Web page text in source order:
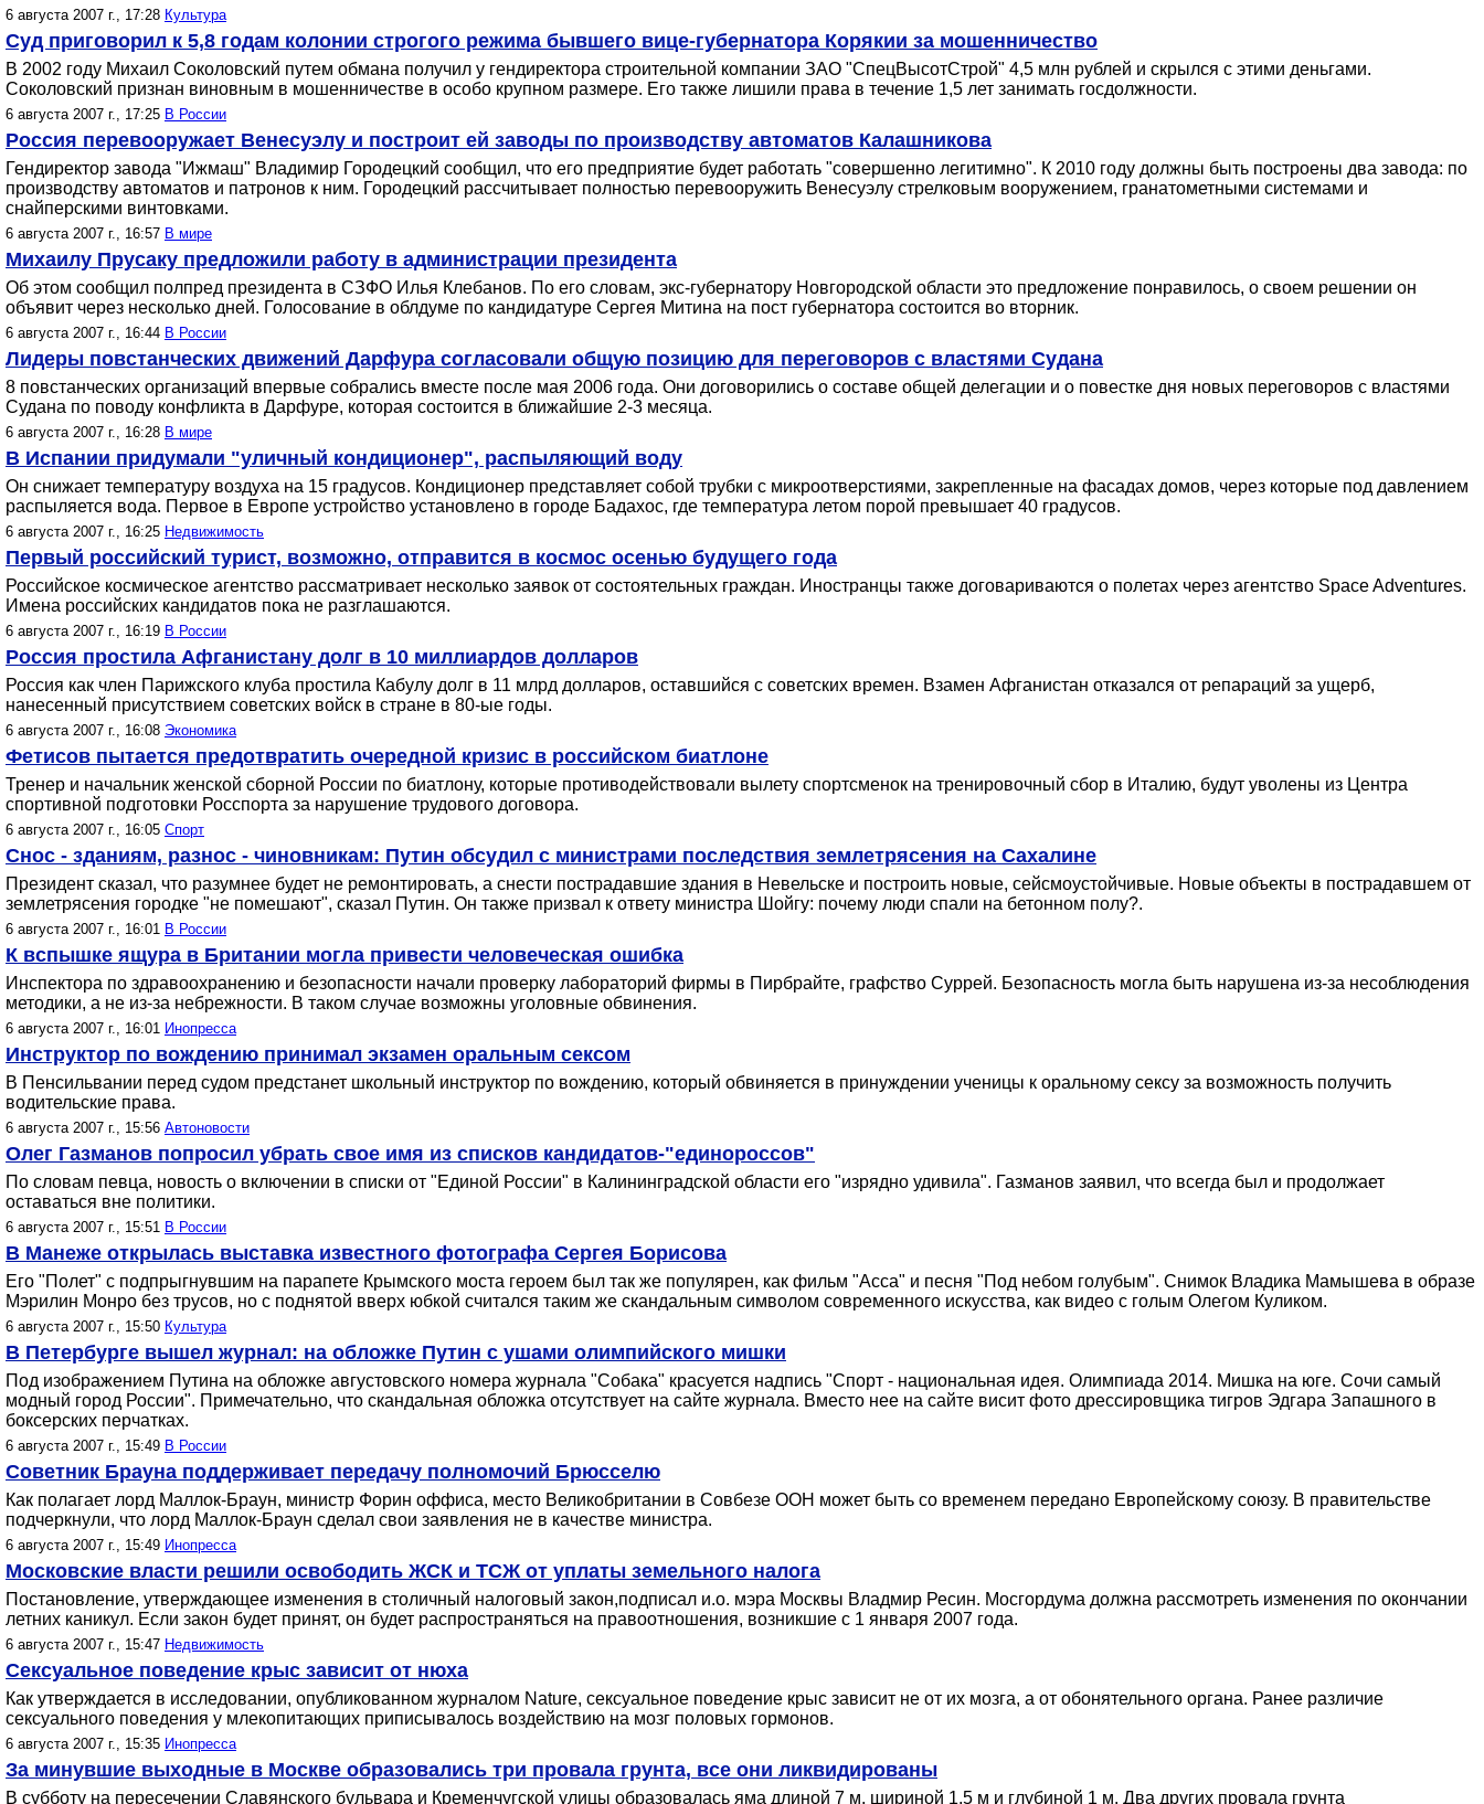
6 августа 2007 г., 17:28 Культура
Суд приговорил к 5,8 годам колонии строгого режима бывшего вице-губернатора Корякии за мошенничество
В 2002 году Михаил Соколовский путем обмана получил у гендиректора строительной компании ЗАО "СпецВысотСтрой" 4,5 млн рублей и скрылся с этими деньгами.
Соколовский признан виновным в мошенничестве в особо крупном размере. Его также лишили права в течение 1,5 лет занимать госдолжности.
6 августа 2007 г., 17:25 В России
Россия перевооружает Венесуэлу и построит ей заводы по производству автоматов Калашникова
Гендиректор завода "Ижмаш" Владимир Городецкий сообщил, что его предприятие будет работать "совершенно легитимно". К 2010 году должны быть построены два завода: по
производству автоматов и патронов к ним. Городецкий рассчитывает полностью перевооружить Венесуэлу стрелковым вооружением, гранатометными системами и
снайперскими винтовками.
6 августа 2007 г., 16:57 В мире
Михаилу Прусаку предложили работу в администрации президента
Об этом сообщил полпред президента в СЗФО Илья Клебанов. По его словам, экс-губернатору Новгородской области это предложение понравилось, о своем решении он
объявит через несколько дней. Голосование в облдуме по кандидатуре Сергея Митина на пост губернатора состоится во вторник.
6 августа 2007 г., 16:44 В России
Лидеры повстанческих движений Дарфура согласовали общую позицию для переговоров с властями Судана
8 повстанческих организаций впервые собрались вместе после мая 2006 года. Они договорились о составе общей делегации и о повестке дня новых переговоров с властями
Судана по поводу конфликта в Дарфуре, которая состоится в ближайшие 2-3 месяца.
6 августа 2007 г., 16:28 В мире
В Испании придумали "уличный кондиционер", распыляющий воду
Он снижает температуру воздуха на 15 градусов. Кондиционер представляет собой трубки с микроотверстиями, закрепленные на фасадах домов, через которые под давлением
распыляется вода. Первое в Европе устройство установлено в городе Бадахос, где температура летом порой превышает 40 градусов.
6 августа 2007 г., 16:25 Недвижимость
Первый российский турист, возможно, отправится в космос осенью будущего года
Российское космическое агентство рассматривает несколько заявок от состоятельных граждан. Иностранцы также договариваются о полетах через агентство Space Adventures.
Имена российских кандидатов пока не разглашаются.
6 августа 2007 г., 16:19 В России
Россия простила Афганистану долг в 10 миллиардов долларов
Россия как член Парижского клуба простила Кабулу долг в 11 млрд долларов, оставшийся с советских времен. Взамен Афганистан отказался от репараций за ущерб,
нанесенный присутствием советских войск в стране в 80-ые годы.
6 августа 2007 г., 16:08 Экономика
Фетисов пытается предотвратить очередной кризис в российском биатлоне
Тренер и начальник женской сборной России по биатлону, которые противодействовали вылету спортсменок на тренировочный сбор в Италию, будут уволены из Центра
спортивной подготовки Росспорта за нарушение трудового договора.
6 августа 2007 г., 16:05 Спорт
Снос - зданиям, разнос - чиновникам: Путин обсудил с министрами последствия землетрясения на Сахалине
Президент сказал, что разумнее будет не ремонтировать, а снести пострадавшие здания в Невельске и построить новые, сейсмоустойчивые. Новые объекты в пострадавшем от
землетрясения городке "не помешают", сказал Путин. Он также призвал к ответу министра Шойгу: почему люди спали на бетонном полу?.
6 августа 2007 г., 16:01 В России
К вспышке ящура в Британии могла привести человеческая ошибка
Инспектора по здравоохранению и безопасности начали проверку лабораторий фирмы в Пирбрайте, графство Суррей. Безопасность могла быть нарушена из-за несоблюдения
методики, а не из-за небрежности. В таком случае возможны уголовные обвинения.
6 августа 2007 г., 16:01 Инопресса
Инструктор по вождению принимал экзамен оральным сексом
В Пенсильвании перед судом предстанет школьный инструктор по вождению, который обвиняется в принуждении ученицы к оральному сексу за возможность получить
водительские права.
6 августа 2007 г., 15:56 Автоновости
Олег Газманов попросил убрать свое имя из списков кандидатов-"единороссов"
По словам певца, новость о включении в списки от "Единой России" в Калининградской области его "изрядно удивила". Газманов заявил, что всегда был и продолжает
оставаться вне политики.
6 августа 2007 г., 15:51 В России
В Манеже открылась выставка известного фотографа Сергея Борисова
Его "Полет" с подпрыгнувшим на парапете Крымского моста героем был так же популярен, как фильм "Асса" и песня "Под небом голубым". Снимок Владика Мамышева в образе
Мэрилин Монро без трусов, но с поднятой вверх юбкой считался таким же скандальным символом современного искусства, как видео с голым Олегом Куликом.
6 августа 2007 г., 15:50 Культура
В Петербурге вышел журнал: на обложке Путин с ушами олимпийского мишки
Под изображением Путина на обложке августовского номера журнала "Собака" красуется надпись "Спорт - национальная идея. Олимпиада 2014. Мишка на юге. Сочи самый
модный город России". Примечательно, что скандальная обложка отсутствует на сайте журнала. Вместо нее на сайте висит фото дрессировщика тигров Эдгара Запашного в
боксерских перчатках.
6 августа 2007 г., 15:49 В России
Советник Брауна поддерживает передачу полномочий Брюсселю
Как полагает лорд Маллок-Браун, министр Форин оффиса, место Великобритании в Совбезе ООН может быть со временем передано Европейскому союзу. В правительстве
подчеркнули, что лорд Маллок-Браун сделал свои заявления не в качестве министра.
6 августа 2007 г., 15:49 Инопресса
Московские власти решили освободить ЖСК и ТСЖ от уплаты земельного налога
Постановление, утверждающее изменения в столичный налоговый закон,подписал и.о. мэра Москвы Владмир Ресин. Мосгордума должна рассмотреть изменения по окончании
летних каникул. Если закон будет принят, он будет распространяться на правоотношения, возникшие с 1 января 2007 года.
6 августа 2007 г., 15:47 Недвижимость
Сексуальное поведение крыс зависит от нюха
Как утверждается в исследовании, опубликованном журналом Nature, сексуальное поведение крыс зависит не от их мозга, а от обонятельного органа. Ранее различие
сексуального поведения у млекопитающих приписывалось воздействию на мозг половых гормонов.
6 августа 2007 г., 15:35 Инопресса
За минувшие выходные в Москве образовались три провала грунта, все они ликвидированы
В субботу на пересечении Славянского бульвара и Кременчугской улицы образовалась яма длиной 7 м, шириной 1,5 м и глубиной 1 м. Два других провала грунта